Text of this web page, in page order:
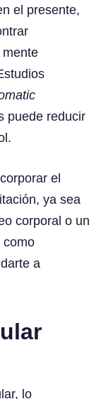
el presente,
puede reducir
el
ya sea
corporal o un
como
a
lo